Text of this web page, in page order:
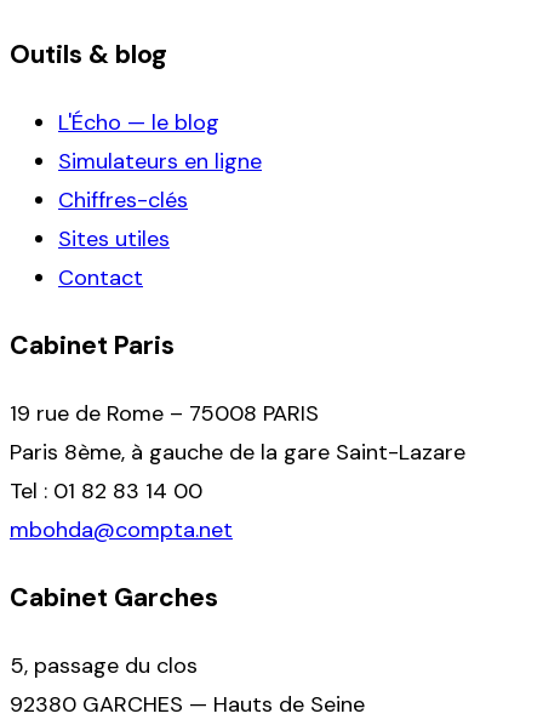
Outils & blog
L'Écho — le blog
Simulateurs en ligne
Chiffres-clés
Sites utiles
Contact
Cabinet Paris
19 rue de Rome – 75008 PARIS
Paris 8ème, à gauche de la gare Saint-Lazare
Tel : 01 82 83 14 00
mbohda@compta.net
Cabinet Garches
5, passage du clos
92380 GARCHES — Hauts de Seine